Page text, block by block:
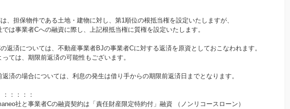
、担保物件である土地・建物に対し、第1順位の根抵当権を設定いたしますが、
では事業者Cへの融資に際し、上記根抵当権に質権を設定いたします。
返済については、不動産事業者BJの事業者Cに対する返済を原資としておこなわれます。
っては、期限前返済の可能性もございます。
済の場合については、利息の発生は借り手からの期限前返済日までとなります。
：：：：：
社と事業者Cの融資契約は「責任財産限定特約付」融資 （ノンリコースローン）